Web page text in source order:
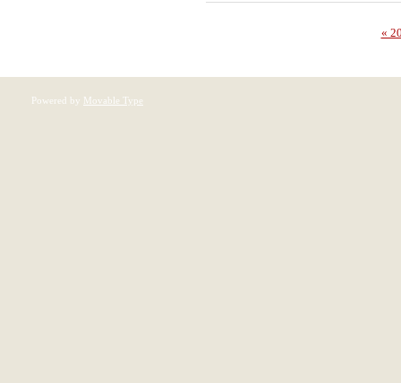
«
Powered by Movable Type